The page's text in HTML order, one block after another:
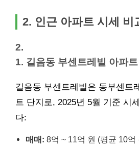
2. 인근 아파트 시세 비
2.
1. 길음동 부센트레빌 아파트
길음동 부센트레빌은 동부센트
트 단지로, 2025년 5월 기준 시
다:
매매: 8억 ~ 11억 원 (평균 10억